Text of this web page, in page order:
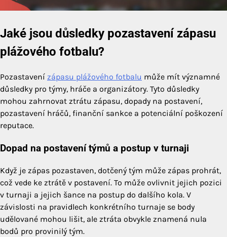
Jaké jsou důsledky pozastavení zápasu
plážového fotbalu?
Pozastavení zápasu plážového fotbalu může mít významné
důsledky pro týmy, hráče a organizátory. Tyto důsledky
mohou zahrnovat ztrátu zápasu, dopady na postavení,
pozastavení hráčů, finanční sankce a potenciální poškození
reputace.
Dopad na postavení týmů a postup v turnaji
Když je zápas pozastaven, dotčený tým může zápas prohrát,
což vede ke ztrátě v postavení. To může ovlivnit jejich pozici
v turnaji a jejich šance na postup do dalšího kola. V
závislosti na pravidlech konkrétního turnaje se body
udělované mohou lišit, ale ztráta obvykle znamená nula
bodů pro provinilý tým.